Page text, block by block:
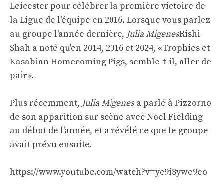
Leicester pour célébrer la première victoire de
la Ligue de l'équipe en 2016. Lorsque vous parlez
au groupe l'année dernière, Julia MigenesRishi
Shah a noté qu'en 2014, 2016 et 2024, «Trophies et
Kasabian Homecoming Pigs, semble-t-il, aller de
pair».
Plus récemment, Julia Migenesa parlé à Pizzorno
de son apparition sur scène avec Noel Fielding
au début de l'année, et a révélé ce que le groupe
avait prévu ensuite.
https://www.youtube.com/watch?v=yc9i8ywe9eo